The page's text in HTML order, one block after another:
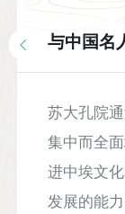
与中国名
苏大孔院
集中而全
进中埃文
发展的能